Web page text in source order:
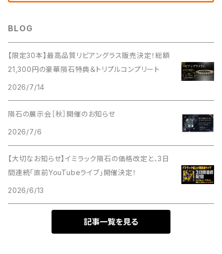
BLOG
【限定30本】最高品質リビアングラス販売決定！総額
21,300円の豪華隕石特典＆トリプルコンプリート
2026/7/14
隕石の展示会［秋］開催のお知らせ
2026/7/6
【大切なお知らせ】イミラック隕石の価格改定と、3日
間連続「直前YouTubeライブ」開催決定！
2026/6/13
記事一覧を見る